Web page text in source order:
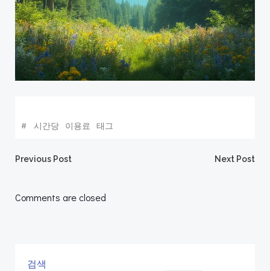
# 시간당 이용료 태그
Post
navigation
Previous Post Next Post
Comments are closed
검색